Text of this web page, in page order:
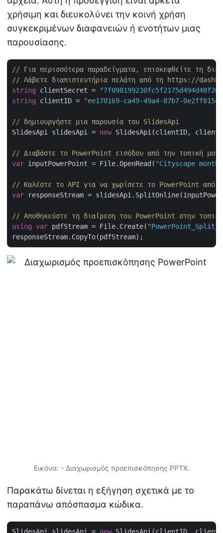
χρήσιμη και διευκολύνει την κοινή χρήση
συγκεκριμένων διαφανειών ή ενοτήτων μιας
παρουσίασης.
// Για περισσότερα παραδείγματα, επισκεφθείτε τη
// Λάβετε διαπιστευτήρια πελάτη από τη https://
string clientSecret =
string clientID = "ee170169-ca49-49a4-87b7-
// δημιουργήστε μια παρουσία του SlidesApi
SlidesApi slidesApi = new SlidesApi(clientID,
// Διαβάστε το PowerPoint εισόδου από την τοπική
var inputPowerPoint = File.OpenRead( "Cityscape
// Καλέστε το API για να χωρίσετε το PowerPoint από
var responseStream =
// Αποθηκεύστε τη διαίρεση του PowerPoint στην
using
var pdfStream = File.Create(
Εικόνα: - Διαχωρισμός προεπισκόπησης PPTX.
Παρακάτω δίνεται η εξήγηση σχετικά με το
παραπάνω απόσπασμα κώδικα.